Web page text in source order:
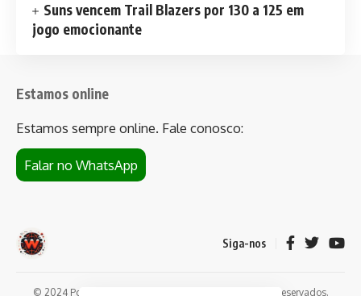
Suns vencem Trail Blazers por 130 a 125 em
jogo emocionante
Estamos online
Estamos sempre online. Fale conosco:
Falar no WhatsApp
Siga-nos
© 2024 Portal de notícias Web Flush. Todos os direitos reservados.